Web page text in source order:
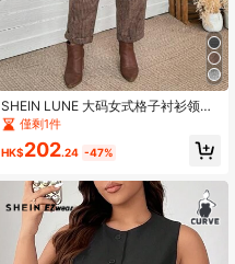
SHEIN LUNE 大码女式格子衬衫领双
排扣无袖夹克和裤子休闲两件套，秋
季感恩节服装女式新年服装冬装女式
冬季服装女式狂欢服装新年前夜服
商务休闲女装
僅剩1件
HK$202.24 -47%